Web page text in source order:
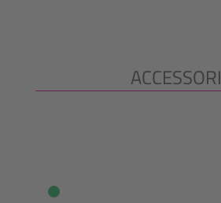
Salta la galleria dei prodotti
ACCESSORI